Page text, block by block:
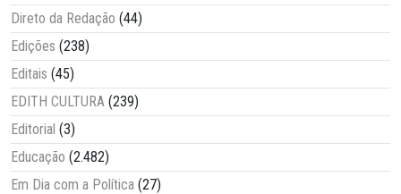
Direto da Redação (44)
Edições (238)
Editais (45)
EDITH CULTURA (239)
Editorial (3)
Educação (2.482)
Em Dia com a Política (27)